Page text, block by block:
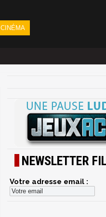
CINÉMA
NEWSLETTER
Votre adresse email :